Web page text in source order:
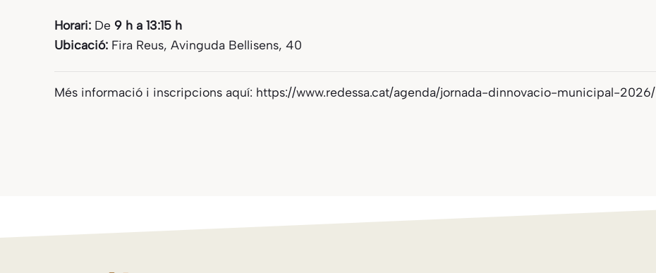
Horari: De 9 h a 13:15 h
Ubicació: Fira Reus, Avinguda Bellisens, 40
Més informació i inscripcions aquí: https://www.redessa.cat/agenda/jornada-dinnovacio-municipal-2026/